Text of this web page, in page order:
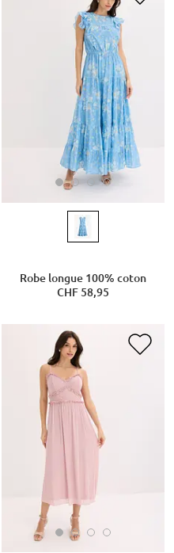
Robe longue 100% coton
CHF 58,95